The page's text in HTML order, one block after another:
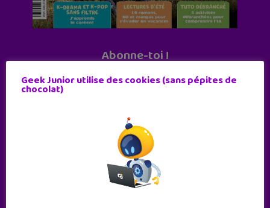
Abonne-toi !
11 numéros par an
Geek Junior utilise des cookies (sans pépites de
chocolat)